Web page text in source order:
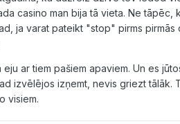
casino man bija tā vieta. Ne
ja varat pateikt "stop" pirms
eju ar tiem pašiem apaviem. Un es
izvēlējos izņemt, nevis griezt tālāk.
visiem.